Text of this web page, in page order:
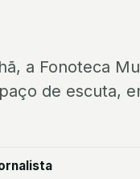
a Fonoteca
de escuta,